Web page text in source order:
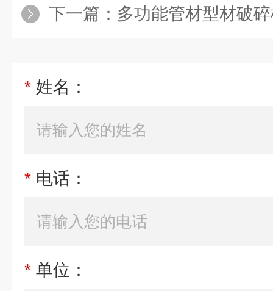
下一篇： 多功能管材型材破
* 姓名：
* 电话：
* 单位：